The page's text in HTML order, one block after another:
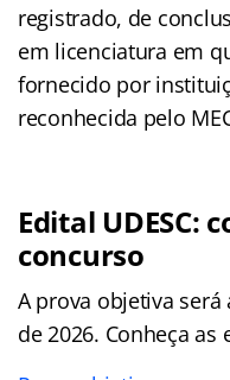
registrado, de
em licenciatura em
fornecido por
reconhecida pelo
Edital UDESC:
concurso
A prova objetiva
de 2026. Conheça as